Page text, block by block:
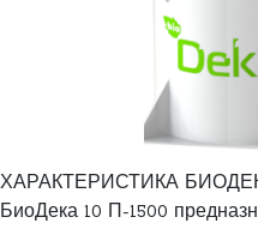
ХАРАКТЕРИСТИКА
БиоДека 10 П-1500